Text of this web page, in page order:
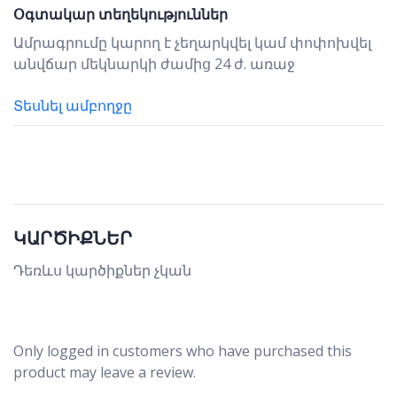
31 1 2 3 4 5
Օգտակար տեղեկություններ
Ամրագրումը կարող է չեղարկվել կամ փոփոխվել
անվճար մեկնարկի ժամից 24 ժ. առաջ
Տեսնել ամբողջը
ԿԱՐԾԻՔՆԵՐ
Դեռևս կարծիքներ չկան
Only logged in customers who have purchased this
product may leave a review.